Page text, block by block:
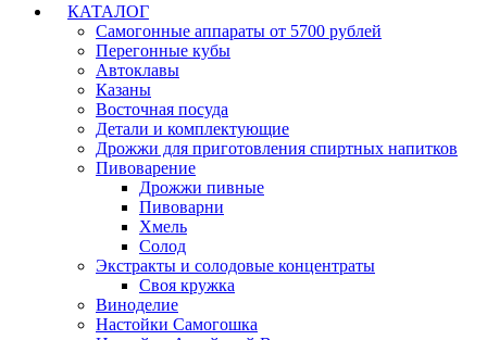
КАТАЛОГ
Самогонные аппараты от 5700 рублей
Перегонные кубы
Автоклавы
Казаны
Восточная посуда
Детали и комплектующие
Дрожжи для приготовления спиртных напитков
Пивоварение
Дрожжи пивные
Пивоварни
Хмель
Солод
Экстракты и солодовые концентраты
Своя кружка
Виноделие
Настойки Самогошка